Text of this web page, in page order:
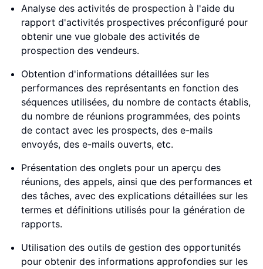
Analyse des activités de prospection à l'aide du
rapport d'activités prospectives préconfiguré pour
obtenir une vue globale des activités de
prospection des vendeurs.
Obtention d'informations détaillées sur les
performances des représentants en fonction des
séquences utilisées, du nombre de contacts établis,
du nombre de réunions programmées, des points
de contact avec les prospects, des e-mails
envoyés, des e-mails ouverts, etc.
Présentation des onglets pour un aperçu des
réunions, des appels, ainsi que des performances et
des tâches, avec des explications détaillées sur les
termes et définitions utilisés pour la génération de
rapports.
Utilisation des outils de gestion des opportunités
pour obtenir des informations approfondies sur les